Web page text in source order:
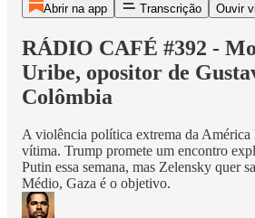
Abrir na app Transcrição Ouvir
RÁDIO CAFÉ #392 -
Uribe, opositor de
Colômbia
A violência política extrema da América
vítima. Trump promete um encontro
Putin essa semana, mas Zelensky quer
Médio, Gaza é o objetivo.